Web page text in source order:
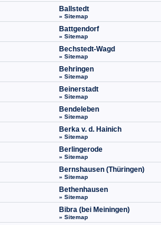
Ballstedt
» Sitemap
Battgendorf
» Sitemap
Bechstedt-Wagd
» Sitemap
Behringen
» Sitemap
Beinerstadt
» Sitemap
Bendeleben
» Sitemap
Berka v. d. Hainich
» Sitemap
Berlingerode
» Sitemap
Bernshausen (Thüringen)
» Sitemap
Bethenhausen
» Sitemap
Bibra (bei Meiningen)
» Sitemap